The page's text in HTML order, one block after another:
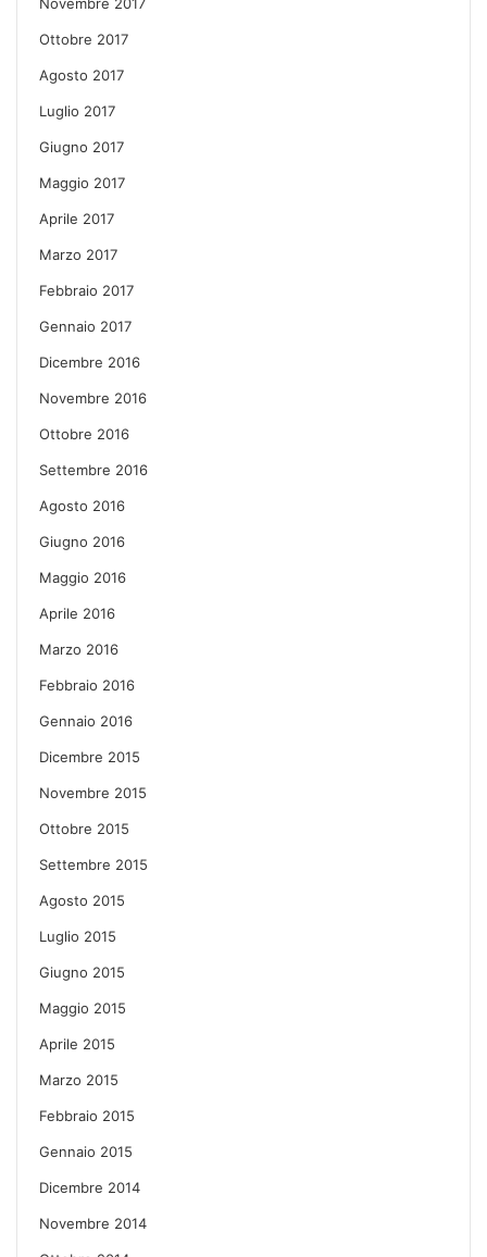
Ottobre 2017
Agosto 2017
Luglio 2017
Giugno 2017
Maggio 2017
Aprile 2017
Marzo 2017
Febbraio 2017
Gennaio 2017
Dicembre 2016
Novembre 2016
Ottobre 2016
Settembre 2016
Agosto 2016
Giugno 2016
Maggio 2016
Aprile 2016
Marzo 2016
Febbraio 2016
Gennaio 2016
Dicembre 2015
Novembre 2015
Ottobre 2015
Settembre 2015
Agosto 2015
Luglio 2015
Giugno 2015
Maggio 2015
Aprile 2015
Marzo 2015
Febbraio 2015
Gennaio 2015
Dicembre 2014
Novembre 2014